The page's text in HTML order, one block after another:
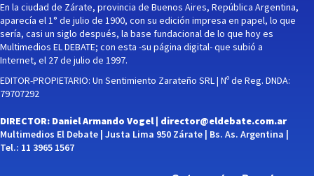
En la ciudad de Zárate, provincia de Buenos Aires, República Argentina,
aparecía el 1° de julio de 1900, con su edición impresa en papel, lo que
sería, casi un siglo después, la base fundacional de lo que hoy es
Multimedios EL DEBATE; con esta -su página digital- que subió a
Internet, el 27 de julio de 1997.
EDITOR-PROPIETARIO: Un Sentimiento Zarateño SRL | Nº de Reg. DNDA:
79707292
DIRECTOR: Daniel Armando Vogel | director@eldebate.com.ar
Multimedios El Debate | Justa Lima 950 Zárate | Bs. As. Argentina |
Tel.: 11 3965 1567